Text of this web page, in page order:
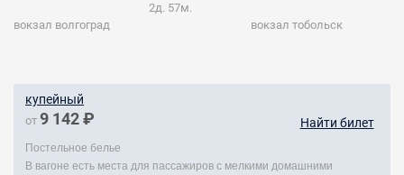
вокзал волгоград
2д. 57м.
вокзал тобольск
купейный
от 9 142 ₽ Найти билет
Постельное белье
В вагоне есть места для пассажиров с мелкими домашними